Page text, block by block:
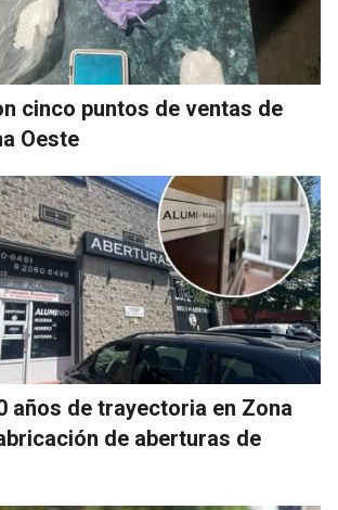
cinco puntos de ventas de
Oeste
años de trayectoria en Zona
de aberturas de